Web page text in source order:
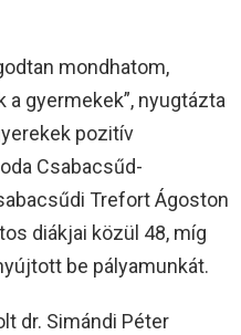
mondhatom,
gyermekek”, nyugtázta
pozitív
Csabacsűd-
Trefort Ágoston
diákjai közül 48, míg
be pályamunkát.
dr. Simándi Péter